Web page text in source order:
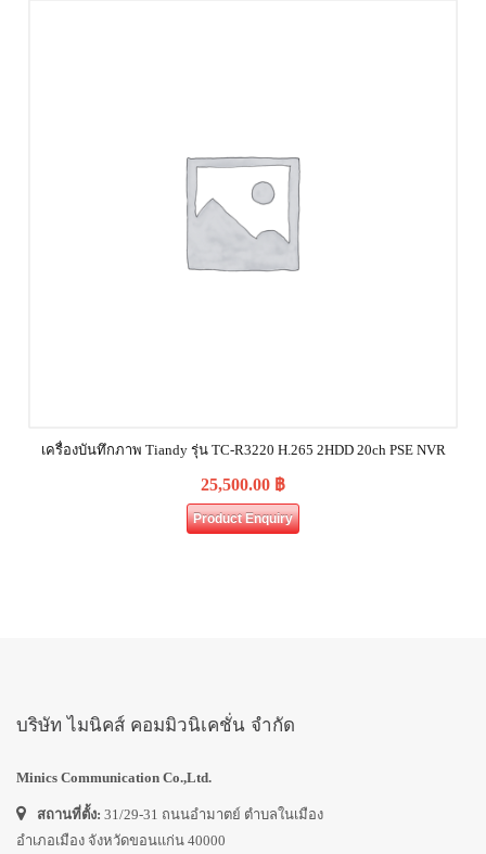
เครื่องบันทึกภาพ Tiandy รุ่น TC-R3220 H.265 2HDD 20ch PSE NVR
25,500.00 ฿
Product Enquiry
บริษัท ไมนิคส์ คอมมิวนิเคชั่น จำกัด
Minics Communication Co.,Ltd.
สถานที่ตั้ง: 31/29-31 ถนนอำมาตย์ ตำบลในเมือง
อำเภอเมือง จังหวัดขอนแก่น 40000